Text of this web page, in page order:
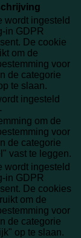
wordt ingesteld
in GDPR
De cookie
om de
voor
de categorie
te slaan.
ingesteld
om de
voor
de categorie
vast te leggen.
wordt ingesteld
in GDPR
De cookies
om de
voor
de categorie
op te slaan.